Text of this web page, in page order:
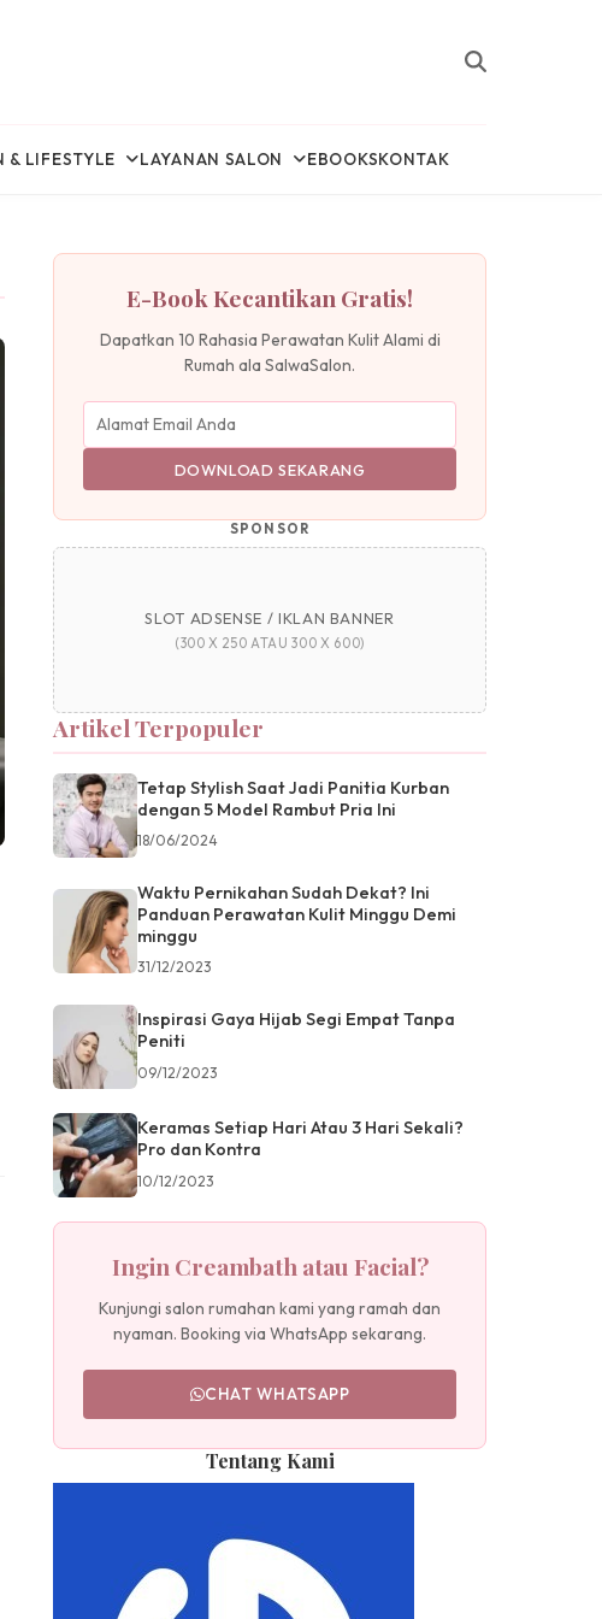
& LIFESTYLE LAYANAN SALON EBOOKSKONTAK
E-Book Kecantikan Gratis!
Dapatkan 10 Rahasia Perawatan Kulit Alami di
Rumah ala SalwaSalon.
DOWNLOAD SEKARANG
SPONSOR
SLOT ADSENSE / IKLAN BANNER
(300 X 250 ATAU 300 X 600)
Artikel Terpopuler
Tetap Stylish Saat Jadi Panitia Kurban
dengan 5 Model Rambut Pria Ini
18/06/2024
Waktu Pernikahan Sudah Dekat? Ini
Panduan Perawatan Kulit Minggu Demi
minggu
31/12/2023
Inspirasi Gaya Hijab Segi Empat Tanpa
Peniti
09/12/2023
Keramas Setiap Hari Atau 3 Hari Sekali?
Pro dan Kontra
10/12/2023
Ingin Creambath atau Facial?
Kunjungi salon rumahan kami yang ramah dan
nyaman. Booking via WhatsApp sekarang.
CHAT WHATSAPP
Tentang Kami